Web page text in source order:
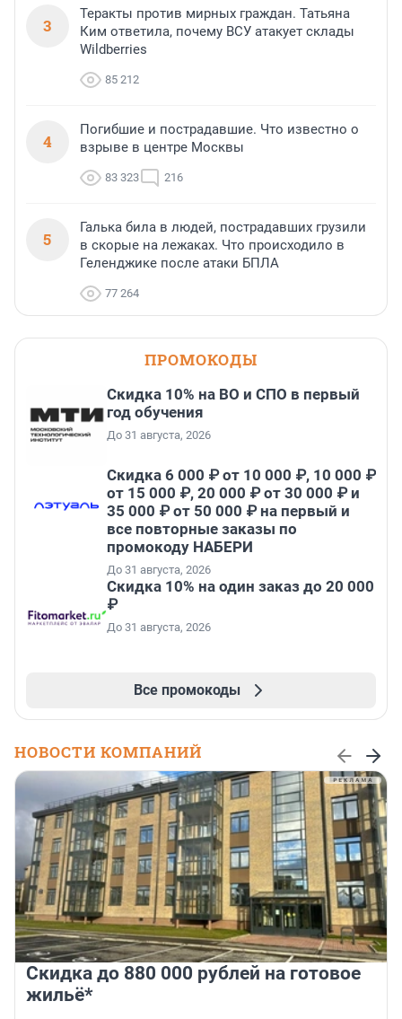
3
Теракты против мирных граждан. Татьяна
Ким ответила, почему ВСУ атакует склады
Wildberries
85 212
4
Погибшие и пострадавшие. Что известно о
взрыве в центре Москвы
83 323 216
5
Галька била в людей, пострадавших грузили
в скорые на лежаках. Что происходило в
Геленджике после атаки БПЛА
77 264
ПРОМОКОДЫ
Скидка 10% на ВО и СПО в первый
год обучения
До 31 августа, 2026
Скидка 6 000 ₽ от 10 000 ₽, 10 000 ₽
от 15 000 ₽, 20 000 ₽ от 30 000 ₽ и
35 000 ₽ от 50 000 ₽ на первый и
все повторные заказы по
промокоду НАБЕРИ
До 31 августа, 2026
Скидка 10% на один заказ до 20 000
₽
До 31 августа, 2026
Все промокоды
НОВОСТИ КОМПАНИЙ
Скидка до 880 000 рублей на готовое
жильё*